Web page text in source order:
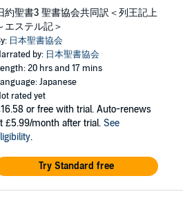
受け入れ続ける「恵みの神」だという
PDFが用意されています。ご購入後、
、またはアプリ上の「目次」からご確認
同訳』 (P)日本聖書協会
約聖書3 聖書協会共同訳＜列王記上
エステル記＞
日本聖書協会
by: 日本聖書協会
20 hrs and 17 mins
Japanese
rated yet
or free with trial. Auto-renews
£5.99/month after trial. See
.
Try Standard free